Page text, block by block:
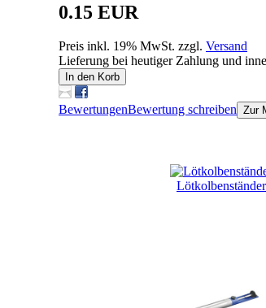
0.15 EUR
Preis inkl. 19% MwSt. zzgl. Versand
Lieferung bei heutiger Zahlung und
In den Korb
BewertungenBewertung schreiben Zur
Lötkolbenständer